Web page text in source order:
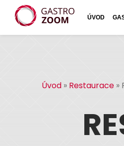
ÚVOD
Úvod » Restaurace »